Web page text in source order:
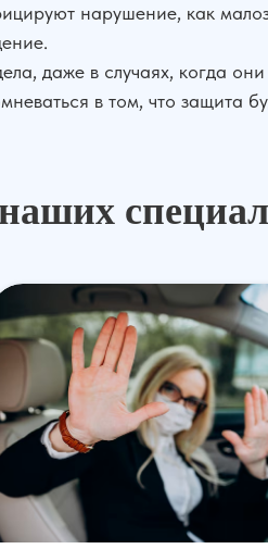
нарушение, как
даже в случаях, когда
в том, что защита